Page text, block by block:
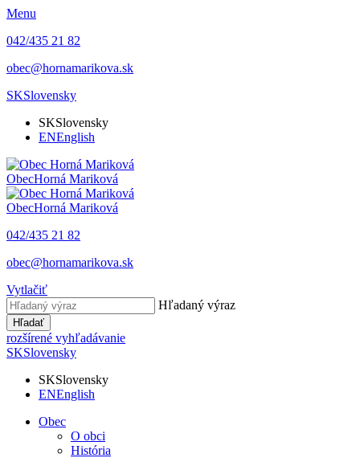
Menu
042/435 21 82
obec@hornamarikova.sk
SKSlovensky
SKSlovensky
ENEnglish
ObecHorná Mariková
ObecHorná Mariková
042/435 21 82
obec@hornamarikova.sk
Vytlačiť
Hľadaný výraz
Hľadať
rozšírené vyhľadávanie
SKSlovensky
SKSlovensky
ENEnglish
Obec
O obci
História